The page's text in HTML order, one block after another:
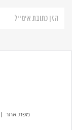
לניוזלטר
החיים
מפת אתר